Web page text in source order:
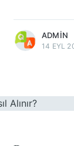
ADMIN
14 EYL